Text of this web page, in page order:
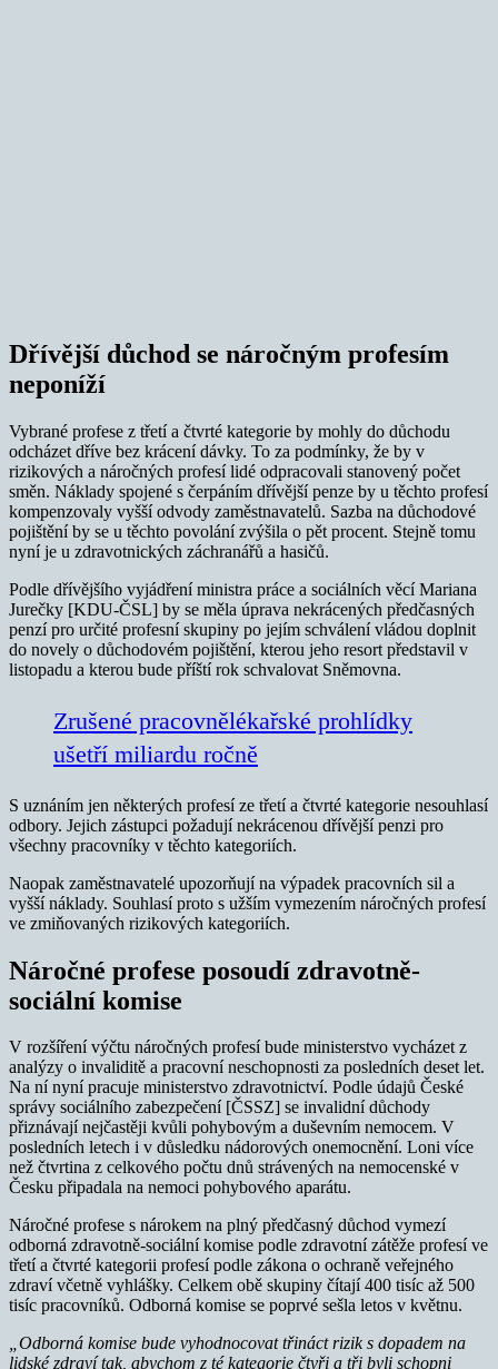
Dřívější důchod se náročným profesím
neponíží
Vybrané profese z třetí a čtvrté kategorie by mohly do důchodu
odcházet dříve bez krácení dávky. To za podmínky, že by v
rizikových a náročných profesí lidé odpracovali stanovený počet
směn. Náklady spojené s čerpáním dřívější penze by u těchto profesí
kompenzovaly vyšší odvody zaměstnavatelů. Sazba na důchodové
pojištění by se u těchto povolání zvýšila o pět procent. Stejně tomu
nyní je u zdravotnických záchranářů a hasičů.
Podle dřívějšího vyjádření ministra práce a sociálních věcí Mariana
Jurečky [KDU-ČSL] by se měla úprava nekrácených předčasných
penzí pro určité profesní skupiny po jejím schválení vládou doplnit
do novely o důchodovém pojištění, kterou jeho resort představil v
listopadu a kterou bude příští rok schvalovat Sněmovna.
Zrušené pracovnělékařské prohlídky
ušetří miliardu ročně
S uznáním jen některých profesí ze třetí a čtvrté kategorie nesouhlasí
odbory. Jejich zástupci požadují nekrácenou dřívější penzi pro
všechny pracovníky v těchto kategoriích.
Naopak zaměstnavatelé upozorňují na výpadek pracovních sil a
vyšší náklady. Souhlasí proto s užším vymezením náročných profesí
ve zmiňovaných rizikových kategoriích.
Náročné profese posoudí zdravotně-
sociální komise
V rozšíření výčtu náročných profesí bude ministerstvo vycházet z
analýzy o invaliditě a pracovní neschopnosti za posledních deset let.
Na ní nyní pracuje ministerstvo zdravotnictví. Podle údajů České
správy sociálního zabezpečení [ČSSZ] se invalidní důchody
přiznávají nejčastěji kvůli pohybovým a duševním nemocem. V
posledních letech i v důsledku nádorových onemocnění. Loni více
než čtvrtina z celkového počtu dnů strávených na nemocenské v
Česku připadala na nemoci pohybového aparátu.
Náročné profese s nárokem na plný předčasný důchod vymezí
odborná zdravotně-sociální komise podle zdravotní zátěže profesí ve
třetí a čtvrté kategorii profesí podle zákona o ochraně veřejného
zdraví včetně vyhlášky. Celkem obě skupiny čítají 400 tisíc až 500
tisíc pracovníků. Odborná komise se poprvé sešla letos v květnu.
„Odborná komise bude vyhodnocovat třináct rizik s dopadem na
lidské zdraví tak, abychom z té kategorie čtyři a tři byli schopni